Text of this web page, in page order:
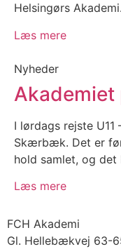
Helsingørs
Læs mere
Nyheder
I lørdags rejste
Skærbæk. Det er
hold samlet, og det
Læs mere
FCH Akademi
Gl. Hellebækvej 63-